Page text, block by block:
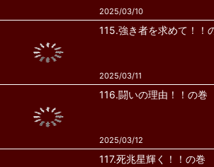
2025/03/10
115.強き者を求めて！！
2025/03/11
116.闘いの理由！！の巻
2025/03/12
117.死兆星輝く！！の巻